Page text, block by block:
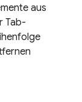
aus
Tab-